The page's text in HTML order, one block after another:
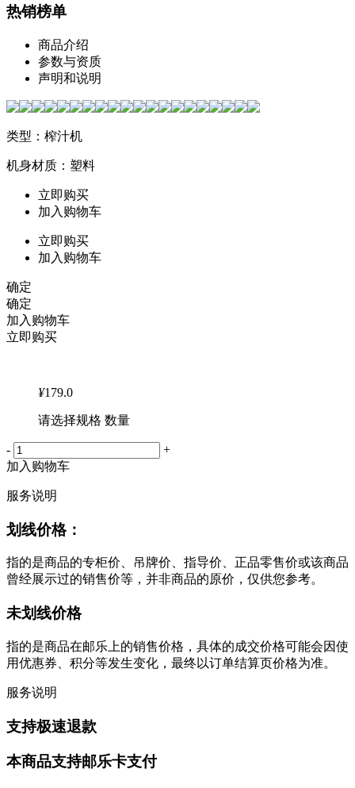
热销榜单
商品介绍
参数与资质
声明和说明
类型：榨汁机
机身材质：塑料
立即购买
加入购物车
立即购买
加入购物车
确定
确定
加入购物车
立即购买
¥179.0
请选择规格 数量
-
+
加入购物车
服务说明
划线价格：
指的是商品的专柜价、吊牌价、指导价、正品零售价或该商品
曾经展示过的销售价等，并非商品的原价，仅供您参考。
未划线价格
指的是商品在邮乐上的销售价格，具体的成交价格可能会因使
用优惠券、积分等发生变化，最终以订单结算页价格为准。
服务说明
支持极速退款
本商品支持邮乐卡支付